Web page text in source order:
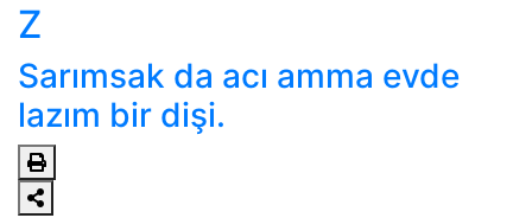
Z
Sarımsak da acı amma evde
lazım bir dişi.